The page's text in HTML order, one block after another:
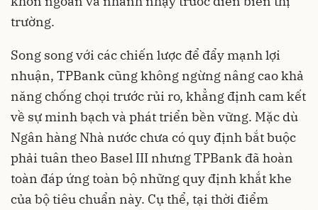
trường.
Song song với các chiến lược để đẩy mạnh lợi
nhuận, TPBank cũng không ngừng nâng cao khả
năng chống chọi trước rủi ro, khẳng định cam kết
về sự minh bạch và phát triển bền vững. Mặc dù
Ngân hàng Nhà nước chưa có quy định bắt buộc
phải tuân theo Basel III nhưng TPBank đã hoàn
toàn đáp ứng toàn bộ những quy định khắt khe
của bộ tiêu chuẩn này. Cụ thể, tại thời điểm